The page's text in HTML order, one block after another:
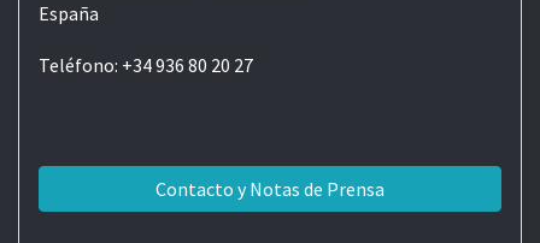
España
Teléfono: +34 936 80 20 27
Contacto y Notas de Prensa